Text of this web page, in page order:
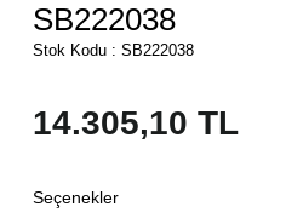
SB222038
Stok Kodu : SB222038
14.305,10 TL
Seçenekler